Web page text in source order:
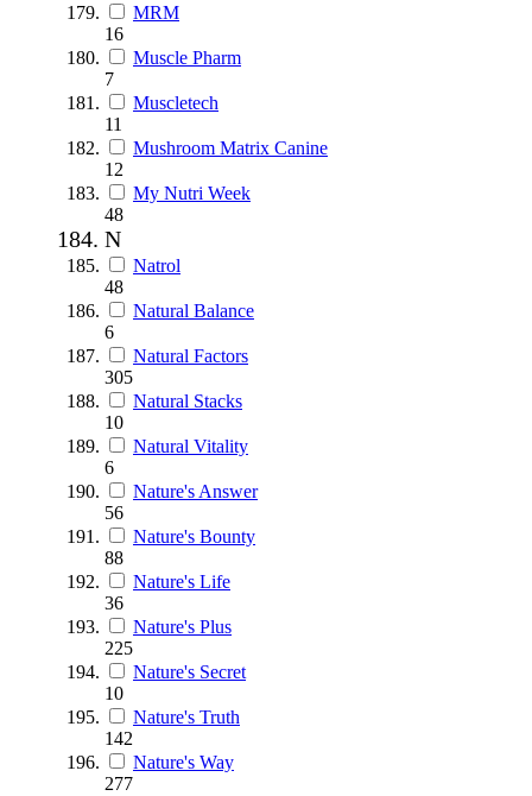
MRM
16
Muscle Pharm
7
Muscletech
11
Mushroom Matrix Canine
12
My Nutri Week
48
N
Natrol
48
Natural Balance
6
Natural Factors
305
Natural Stacks
10
Natural Vitality
6
Nature's Answer
56
Nature's Bounty
88
Nature's Life
36
Nature's Plus
225
Nature's Secret
10
Nature's Truth
142
Nature's Way
277